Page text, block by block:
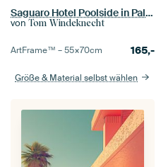
Saguaro Hotel Poolside in Palm Springs
von Tom Windeknecht
ArtFrame™ –55×70cm 165,-
Größe & Material selbst wählen